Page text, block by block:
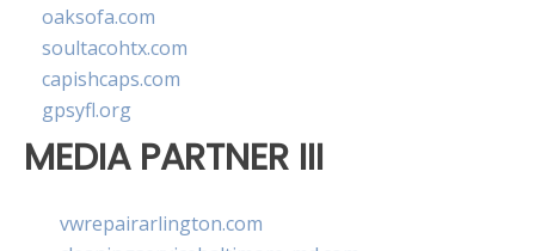
oaksofa.com
soultacohtx.com
capishcaps.com
gpsyfl.org
MEDIA PARTNER III
vwrepairarlington.com